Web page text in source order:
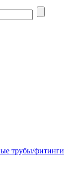
трубы/фитинги